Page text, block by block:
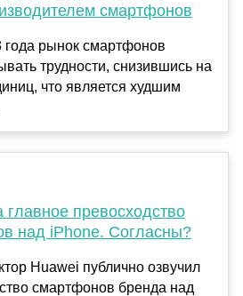
смартфонов
года рынок смартфонов
трудности, снизившись на
что является худшим
превосходство
над iPhone. Согласны?
Huawei публично озвучил
смартфонов бренда над